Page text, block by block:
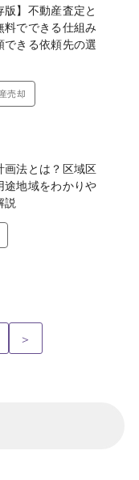
版】不動産査定と
料でできる仕組み
できる依頼先の選
売却
画法とは？区域区
途地域をわかりや
説
＞